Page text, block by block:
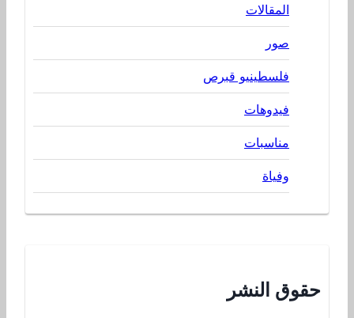
المقالات
صور
فلسطينيو قبرص
فيدوهات
مناسبات
وفياة
حقوق النشر